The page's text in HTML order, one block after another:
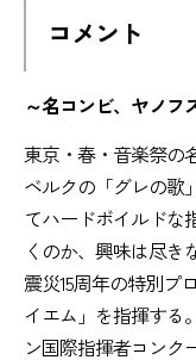
コメント
～名コンビ、ヤノフ
東京・春・音楽祭の
ベルクの「グレの歌
てハードボイルドな
くのか、興味は尽き
震災15周年の特別プ
イエム」を指揮する
ン国際指揮者コンク